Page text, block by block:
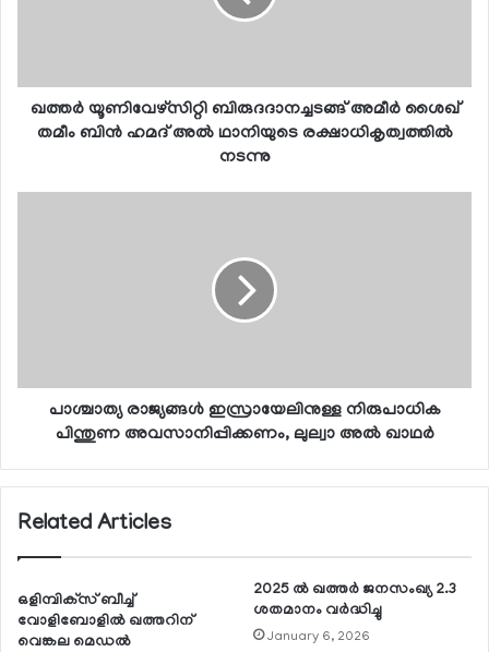
ഖത്തര്‍ യൂണിവേഴ്‌സിറ്റി ബിരുദദാനച്ചടങ്ങ് അമീര്‍ ശൈഖ്
തമീം ബിന്‍ ഹമദ് അല്‍ ഥാനിയുടെ രക്ഷാധികൃത്വത്തില്‍
നടന്നു
പാശ്ചാത്യ രാജ്യങ്ങള്‍ ഇസ്രായേലിനുള്ള നിരുപാധിക
പിന്തുണ അവസാനിപ്പിക്കണം, ലുല്വാ അല്‍ ഖാഥര്‍
Related Articles
ഒളിമ്പിക്‌സ് ബീച്ച്
വോളിബോളില്‍ ഖത്തറിന്
വെങ്കല മെഡല്‍
2025 ല്‍ ഖത്തര്‍ ജനസംഖ്യ 2.3
ശതമാനം വര്‍ദ്ധിച്ചു
January 6, 2026